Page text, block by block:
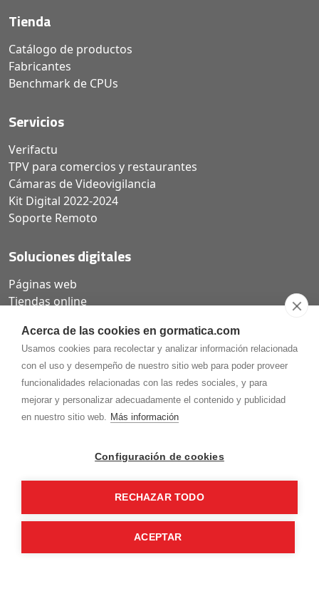
Acerca de las cookies en gormatica.com
Usamos cookies para recolectar y analizar información relacionada
con el uso y desempeño de nuestro sitio web para poder proveer
funcionalidades relacionadas con las redes sociales, y para
mejorar y personalizar adecuadamente el contenido y publicidad
en nuestro sitio web. Más información
Configuración de cookies
RECHAZAR TODO
ACEPTAR
Tienda
Catálogo de productos
Fabricantes
Benchmark de CPUs
Servicios
Verifactu
TPV para comercios y restaurantes
Cámaras de Videovigilancia
Kit Digital 2022-2024
Soporte Remoto
Soluciones digitales
Páginas web
Tiendas online
975.368.262
Aviso Legal Política de privacidad
Gormaz Informática S.L.C/ Soria, 2 - El Burgo de Osma (Soria)
¡Síguenos en nuestras redes!